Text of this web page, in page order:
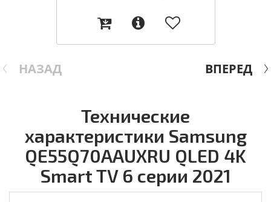
НАЗАД ВПЕРЕД
Технические
характеристики Samsung
QE55Q70AAUXRU QLED 4K
Smart TV 6 серии 2021